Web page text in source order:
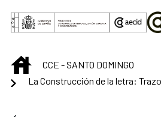
Saltar al contenido principal
INICIOCCE - SANTO DOMINGO